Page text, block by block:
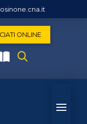
ONLINE